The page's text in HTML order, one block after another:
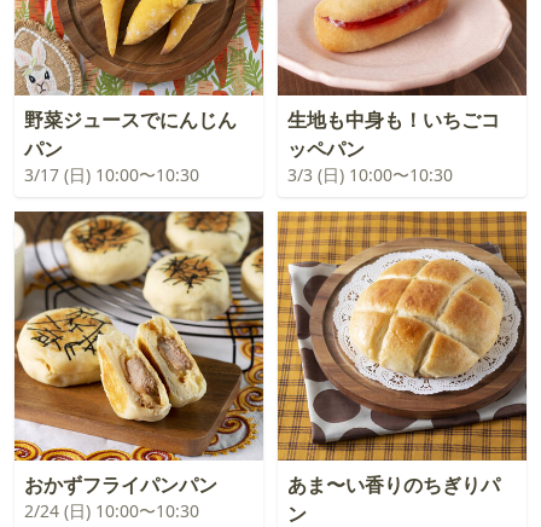
野菜ジュースでにんじん
パン
3/17 (日) 10:00〜10:30
生地も中身も！いちごコ
ッペパン
3/3 (日) 10:00〜10:30
おかずフライパンパン
2/24 (日) 10:00〜10:30
あま〜い香りのちぎりパ
ン